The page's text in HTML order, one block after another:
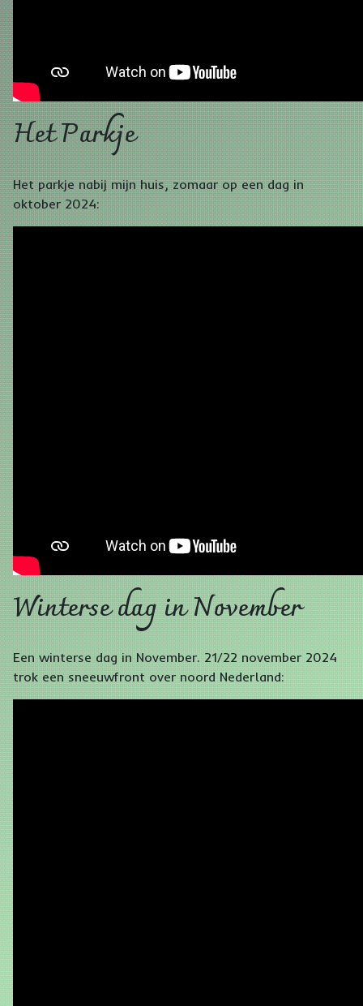
Het Parkje
Het parkje nabij mijn huis, zomaar op een dag in
oktober 2024:
Winterse dag in November
Een winterse dag in November. 21/22 november 2024
trok een sneeuwfront over noord Nederland: